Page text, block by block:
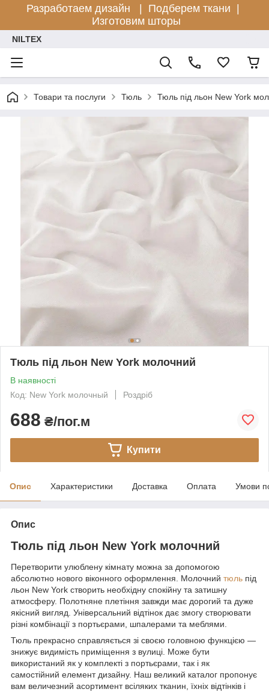
Разработаем дизайн |
Подберем ткани |
Изготовим шторы
NILTEX
Товари та послуги Тюль Тюль під льон New York
Тюль під льон New York молочний
В наявності
Код: New York молочный
Роздріб
688 ₴/пог.м
Купити
Опис Характеристики Доставка Оплата Умови
Опис
Тюль під льон New York молочний
Перетворити улюблену кімнату можна за допомогою
абсолютно нового віконного оформлення. Молочний тюль під
льон New York створить необхідну спокійну та затишну
атмосферу. Полотняне плетіння завжди має дорогий та дуже
якісний вигляд. Універсальний відтінок дає змогу створювати
різні комбінації з портьєрами, шпалерами та меблями.
Тюль прекрасно справляється зі своєю головною функцією —
знижує видимість приміщення з вулиці. Може бути
використаний як у комплекті з портьєрами, так і як
самостійний елемент дизайну. Наш великий каталог пропонує
вам величезний асортимент всіляких тканин, їхніх відтінків і